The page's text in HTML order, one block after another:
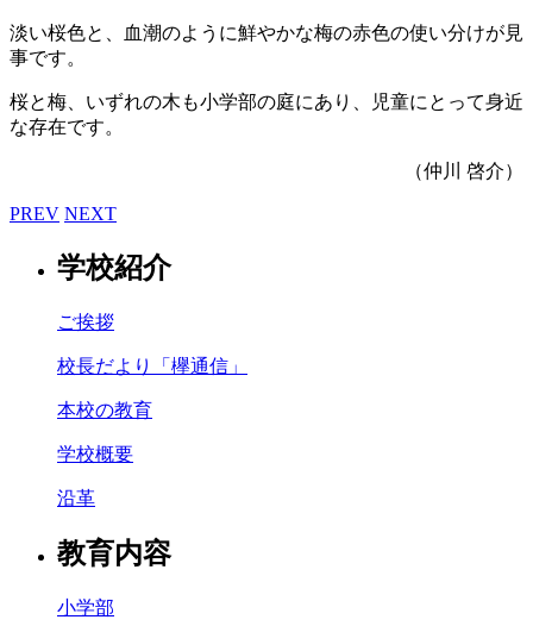
淡い桜色と、血潮のように鮮やかな梅の赤色の使い分けが見
事です。
桜と梅、いずれの木も小学部の庭にあり、児童にとって身近
な存在です。
（仲川 啓介）
PREV NEXT
学校紹介
ご挨拶
校長だより「欅通信」
本校の教育
学校概要
沿革
教育内容
小学部